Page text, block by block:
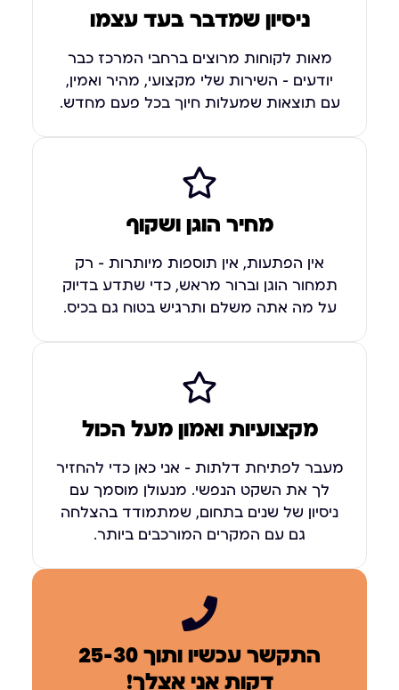
ניסיון שמדבר בעד עצמו
מאות לקוחות מרוצים ברחבי המרכז כבר
יודעים – השירות שלי מקצועי, מהיר ואמין,
עם תוצאות שמעלות חיוך בכל פעם מחדש.
מחיר הוגן ושקוף
אין הפתעות, אין תוספות מיותרות – רק
תמחור הוגן וברור מראש, כדי שתדע בדיוק
על מה אתה משלם ותרגיש בטוח גם בכיס.
מקצועיות ואמון מעל הכול
מעבר לפתיחת דלתות – אני כאן כדי להחזיר
לך את השקט הנפשי. מנעולן מוסמך עם
ניסיון של שנים בתחום, שמתמודד בהצלחה
גם עם המקרים המורכבים ביותר.
התקשר עכשיו ותוך 25-30
דקות אני אצלך!